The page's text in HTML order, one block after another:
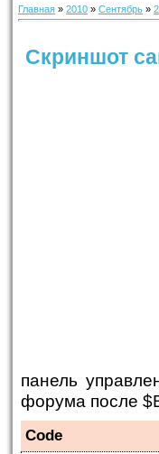
Главная » 2010 » Сентябрь »
Скриншот
панель
форума после
Code